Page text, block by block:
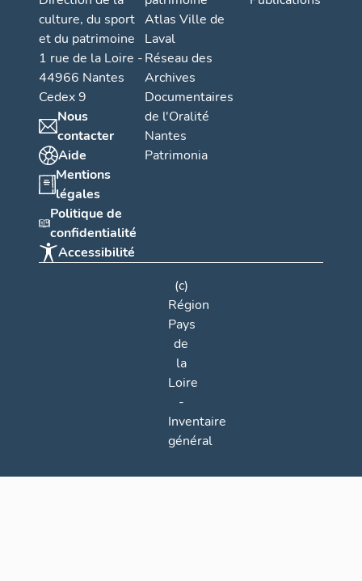
culture, du sport
et du patrimoine
1 rue de la Loire -
44966 Nantes
Cedex 9
Nous
contacter
Aide
Mentions
légales
Politique de
confidentialité
Accessibilité
Atlas Ville de
Laval
Réseau des
Archives
Documentaires
de l'Oralité
Nantes
Patrimonia
(c)
Région
Pays
de
la
Loire
-
Inventaire
général